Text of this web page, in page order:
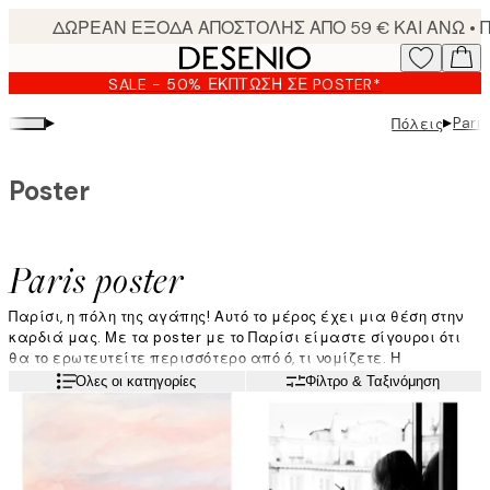
content.
SALE - 50% ΈΚΠΤΩΣΗ ΣΕ POSTER*
▸ Πόλεις▸
Paris poster
Poster
Παρίσι, η πόλη της αγάπης! Αυτό το μέρος έχει μια θέση στην
καρδιά μας. Με τα poster με το Παρίσι είμαστε σίγουροι ότι
θα το ερωτευτείτε περισσότερο από ό, τι νομίζετε. Η
κατηγορία μας με εικόνες του Παρισιού διαθέτει poster
τυπογραφίας, ρομαντικές φωτογραφίες έγχρωμες και
ασπρόμαυρες, καθώς και graphic designs. Όλα παρουσιάζουν
την όμορφη αρχιτεκτονική και τα διάσημα αξιοθέατα.
Διαβάστε περισσότερα
Όλες οι κατηγορίες Φίλτρο & Ταξινόμηση